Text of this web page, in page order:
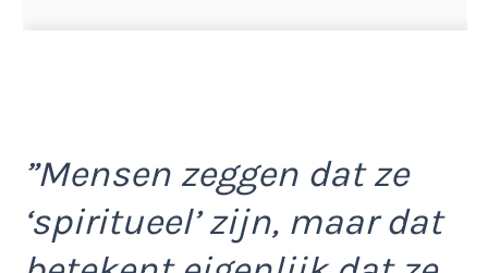
”Mensen zeggen dat ze
‘spiritueel’ zijn, maar dat